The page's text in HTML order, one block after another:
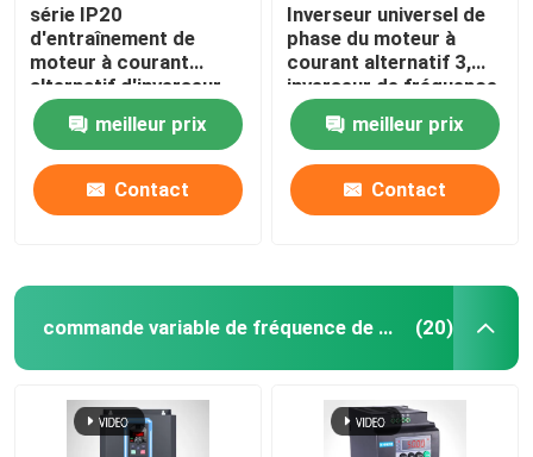
série IP20
d'entraînement de
moteur à courant
alternatif d'inverseur
triphasé de 0.4KW-
11KW KD100meilleur prix
Contact
Inverseur universel de
phase du moteur à
courant alternatif 3,
inverseur de fréquence
monophasé 10HP
meilleur prix
Contact
commande variable de fréquence de vfd (20)